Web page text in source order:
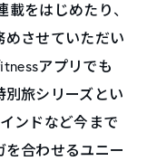
載をはじめたり、
めさせていただい
アプリでも
別旅シリーズとい
ンドなど今まで
を合わせるユニー